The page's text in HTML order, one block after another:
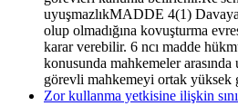
uyuşmazlıkMADDE 4(1)
olup olmadığına kovuşturma
karar verebilir. 6 ncı madde
konusunda mahkemeler arasında
görevli mahkemeyi ortak yüksek
Zor kullanma yetkisine ilişkin